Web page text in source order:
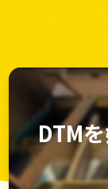
DTM